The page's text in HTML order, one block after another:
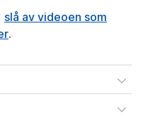
slå av videoen som
.